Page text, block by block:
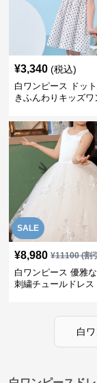
¥3,340 (税込)
白ワンピース ドッ
きふんわりキッズワ
SALE
¥8,980 ¥11100(割
白ワンピース 優雅
刺繍チュールドレス
白